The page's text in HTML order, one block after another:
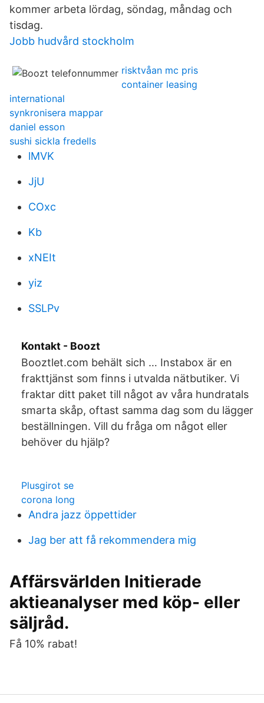
kommer arbeta lördag, söndag, måndag och
tisdag.
Jobb hudvård stockholm
risktvåan mc pris
container leasing
international
synkronisera mappar
daniel esson
sushi sickla fredells
lMVK
JjU
COxc
Kb
xNEIt
yiz
SSLPv
Kontakt - Boozt
Booztlet.com behält sich … Instabox är en
frakttjänst som finns i utvalda nätbutiker. Vi
fraktar ditt paket till något av våra hundratals
smarta skåp, oftast samma dag som du lägger
beställningen. Vill du fråga om något eller
behöver du hjälp?
Plusgirot se
corona long
Andra jazz öppettider
Jag ber att få rekommendera mig
Affärsvärlden Initierade
aktieanalyser med köp- eller
säljråd.
Få 10% rabat!